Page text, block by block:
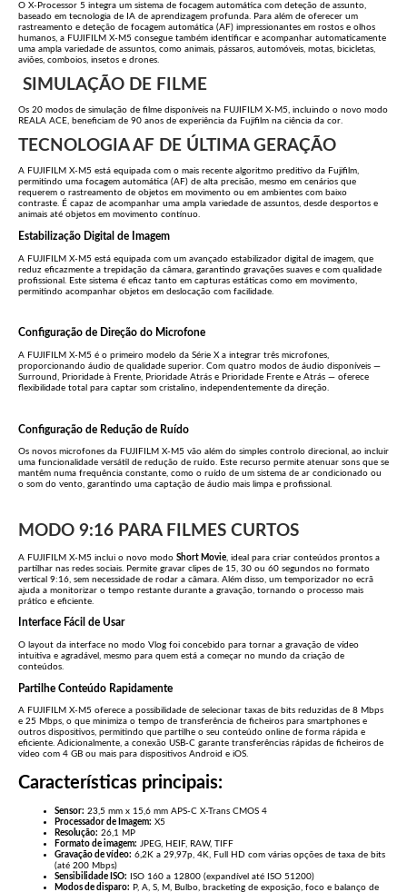
O X-Processor 5 integra um sistema de focagem automática com deteção de assunto,
baseado em tecnologia de IA de aprendizagem profunda. Para além de oferecer um
rastreamento e deteção de focagem automática (AF) impressionantes em rostos e olhos
humanos, a FUJIFILM X-M5 consegue também identificar e acompanhar automaticamente
uma ampla variedade de assuntos, como animais, pássaros, automóveis, motas, bicicletas,
aviões, comboios, insetos e drones.
SIMULAÇÃO DE FILME
Os 20 modos de simulação de filme disponíveis na FUJIFILM X-M5, incluindo o novo modo
REALA ACE, beneficiam de 90 anos de experiência da Fujifilm na ciência da cor.
TECNOLOGIA AF DE ÚLTIMA GERAÇÃO
A FUJIFILM X-M5 está equipada com o mais recente algoritmo preditivo da Fujifilm,
permitindo uma focagem automática (AF) de alta precisão, mesmo em cenários que
requerem o rastreamento de objetos em movimento ou em ambientes com baixo
contraste. É capaz de acompanhar uma ampla variedade de assuntos, desde desportos e
animais até objetos em movimento contínuo.
Estabilização Digital de Imagem
A FUJIFILM X-M5 está equipada com um avançado estabilizador digital de imagem, que
reduz eficazmente a trepidação da câmara, garantindo gravações suaves e com qualidade
profissional. Este sistema é eficaz tanto em capturas estáticas como em movimento,
permitindo acompanhar objetos em deslocação com facilidade.
Configuração de Direção do Microfone
A FUJIFILM X-M5 é o primeiro modelo da Série X a integrar três microfones,
proporcionando áudio de qualidade superior. Com quatro modos de áudio disponíveis —
Surround, Prioridade à Frente, Prioridade Atrás e Prioridade Frente e Atrás — oferece
flexibilidade total para captar som cristalino, independentemente da direção.
Configuração de Redução de Ruído
Os novos microfones da FUJIFILM X-M5 vão além do simples controlo direcional, ao incluir
uma funcionalidade versátil de redução de ruído. Este recurso permite atenuar sons que se
mantêm numa frequência constante, como o ruído de um sistema de ar condicionado ou
o som do vento, garantindo uma captação de áudio mais limpa e profissional.
MODO 9:16 PARA FILMES CURTOS
A FUJIFILM X-M5 inclui o novo modo Short Movie , ideal para criar conteúdos prontos a
partilhar nas redes sociais. Permite gravar clipes de 15, 30 ou 60 segundos no formato
vertical 9:16, sem necessidade de rodar a câmara. Além disso, um temporizador no ecrã
ajuda a monitorizar o tempo restante durante a gravação, tornando o processo mais
prático e eficiente.
Interface Fácil de Usar
O layout da interface no modo Vlog foi concebido para tornar a gravação de vídeo
intuitiva e agradável, mesmo para quem está a começar no mundo da criação de
conteúdos.
Partilhe Conteúdo Rapidamente
A FUJIFILM X-M5 oferece a possibilidade de selecionar taxas de bits reduzidas de 8 Mbps
e 25 Mbps, o que minimiza o tempo de transferência de ficheiros para smartphones e
outros dispositivos, permitindo que partilhe o seu conteúdo online de forma rápida e
eficiente. Adicionalmente, a conexão USB-C garante transferências rápidas de ficheiros de
vídeo com 4 GB ou mais para dispositivos Android e iOS.
Características principais:
Sensor: 23,5 mm x 15,6 mm APS-C X-Trans CMOS 4
Processador de Imagem: X5
Resolução: 26,1 MP
Formato de imagem: JPEG, HEIF, RAW, TIFF
Gravação de vídeo: 6,2K a 29,97p, 4K, Full HD com várias opções de taxa de bits
(até 200 Mbps)
Sensibilidade ISO: ISO 160 a 12800 (expandível até ISO 51200)
Modos de disparo: P, A, S, M, Bulbo, bracketing de exposição, foco e balanço de